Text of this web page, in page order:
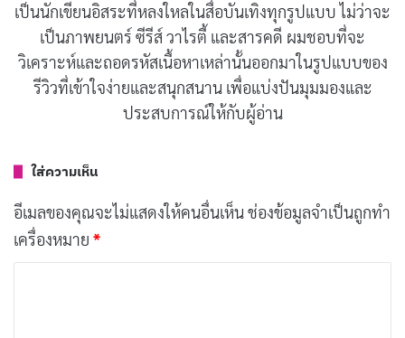
[รีวิว-เรื่องย่อ] Inside The Trustor Scandal สารคดี
ฉ้อโกงการเงินสะเทือนสวีเดน
เผยแพร่เมื่อ: 15 ชั่วโมง ที่ผ่านมา
[รีวิว-เรื่องย่อ] My Bias, My Boss (2026) ซีรีส์ติ่ง vs
[รีวิว-เรื่องย่อ] One Hundred Years of Solitude
Netflix
เป็นนักเขียนอิสระที่หลงใหลในสื่อบันเทิงทุกรูปแบบ ไม่ว่าจะ
เป็นภาพยนตร์ ซีรีส์ วาไรตี้ และสารคดี ผมชอบที่จะ
วิเคราะห์และถอดรหัสเนื้อหาเหล่านั้นออกมาในรูปแบบของ
รีวิวที่เข้าใจง่ายและสนุกสนาน เพื่อแบ่งปันมุมมองและ
ประสบการณ์ให้กับผู้อ่าน
ใส่ความเห็น
อีเมลของคุณจะไม่แสดงให้คนอื่นเห็นช่องข้อมูลจำเป็นถูกทำ
เครื่องหมาย *